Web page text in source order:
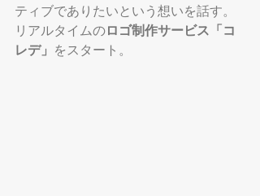
ティブでありたいという想いを話す。
リアルタイムのロゴ制作サービス「コ
レデ」
をスタート 。